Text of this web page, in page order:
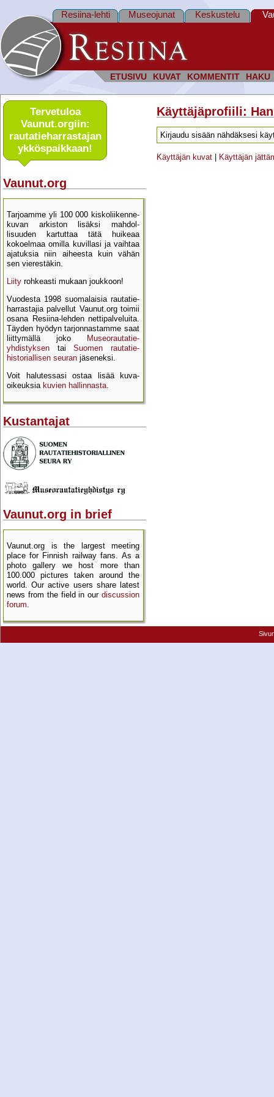
ETUSIVU KUVAT KOMMENTIT HAKU
Resiina-lehti Museojunat Keskustelu
Tervetuloa
Vaunut.orgiin:
rautatie­harrastajan
ykkös­paikkaan!
Vaunut.org
Tarjoamme yli 100 000 kisko­liikenne­
kuvan arkiston lisäksi mahdol­
lisuuden kartu­ttaa tätä huikeaa
kokoelmaa omilla kuvillasi ja vaihtaa
ajatuksia niin aiheesta kuin vähän
sen vierestäkin.
Liity rohkeasti mukaan joukkoon!
Vuodesta 1998 suomalaisia rautatie­
harrastajia palvellut Vaunut.org toimii
osana Resiina-lehden netti­palveluita.
Täyden hyödyn tarjon­nastamme saat
liittymällä joko
Museo­rautatie­
yhdistyksen tai Suomen rautatie­
historial­lisen seuran jäseneksi.
Voit halutessasi ostaa lisää kuva­
oikeuksia kuvien hallinnasta.
Kustantajat
Vaunut.org in brief
Vaunut.org is the largest meeting
place for Finnish railway fans. As a
photo gallery we host more than
100.000 pictures taken around the
world. Our active users share latest
news from the field in our discussion
forum
Käyttäjäprofiili:
Kirjaudu sisään nähdäksesi
Käyttäjän kuvat Käyttäjän